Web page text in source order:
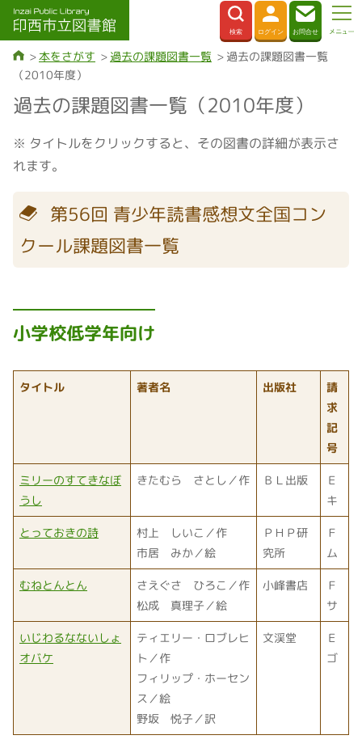
本をさがす 過去の課題図書一覧
過去の課題図書一覧
（2010年度）
過去の課題図書一覧（2010年度）
※ タイトルをクリックすると、その図書の詳細が表示さ
れます。
第56回 青少年読書感想文全国コン
クール課題図書一覧
小学校低学年向け
タイトル 著者名 出版社
請
求
記
号
ミリーのすてきなぼ
うし
きたむら さとし／作 ＢＬ出版
Ｅ
キ
とっておきの詩
村上 しいこ／作
市居 みか／絵
ＰＨＰ研
究所
Ｆ
ム
むねとんとん
さえぐさ ひろこ／作
松成 真理子／絵
小峰書店
Ｆ
サ
いじわるなないしょ
オバケ
ティエリー・ロブレヒ
ト／作
フィリップ・ホーセン
ス／絵
野坂 悦子／訳
文渓堂
Ｅ
ゴ